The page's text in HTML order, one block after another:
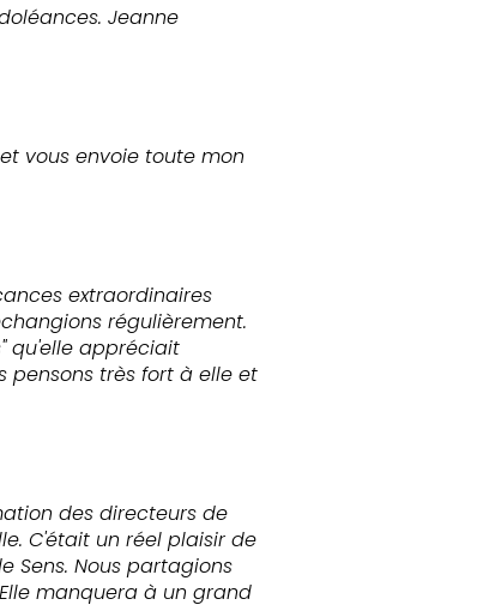
Jeanne
vous envoie toute mon
extraordinaires
régulièrement.
qu'elle appréciait
pensons très fort à elle et
des directeurs de
C'était un réel plaisir de
Sens. Nous partagions
manquera à un grand